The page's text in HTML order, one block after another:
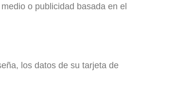
o publicidad basada en el
los datos de su tarjeta de